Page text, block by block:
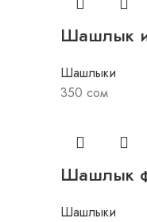
Шашлык
Шашлыки
350 сом
Шашлык
Шашлыки